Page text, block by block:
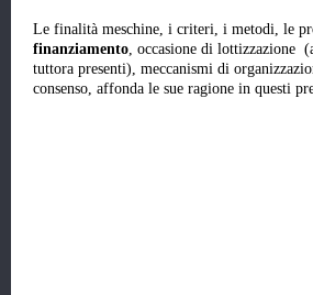
Le finalità meschine, i criteri, i metodi, le
finanziamento, occasione di lottizzazione
tuttora presenti), meccanismi di
consenso, affonda le sue ragione in questi